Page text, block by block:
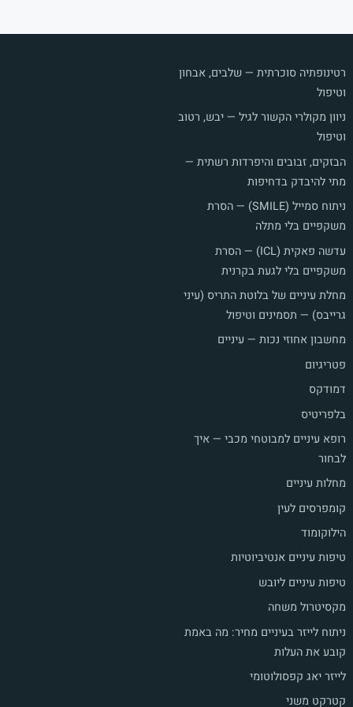
רטינופתיה סוכרתית — שלבים, אבחון
וטיפול
ניוון מקולרי הקשור לגיל — יבש, רטוב
וטיפול
הבזקים, זבובים והיפרדות רשתית —
מתי להיבדק בדחיפות
ניתוח סמייל (SMILE) — הסרת
משקפיים בלי מתלה
עדשה פאקית (ICL) — הסרת
משקפיים בלי לגעת בקרנית
מחלת עיניים של בלוטת התריס (עיני
גרייבס) — תסמינים וטיפול
מחשבון אחוזי נכות — עיניים
פטריגיום
דמודקס
בלפריטיס
רופא עיניים למבוטחי מכבי — איך
לבחור
מחלות עיניים
קומפרסים לעין
הילוקומוד
טיפות עיניים אנטיביוטיות
טיפות עיניים ליובש
מקסיטרול משחה
ניתוח לייזר בעיניים מחיר: מה באמת
קובע את העלות
לייזר יאג קפסולוטומי
קטרקט משני